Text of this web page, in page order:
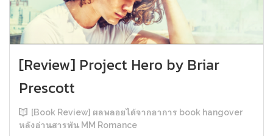
[Review] Project Hero by Briar
Prescott
[Book Review] ผลพลอยได้จากอาการ book hangover
หลังอ่านสารพัน MM Romance